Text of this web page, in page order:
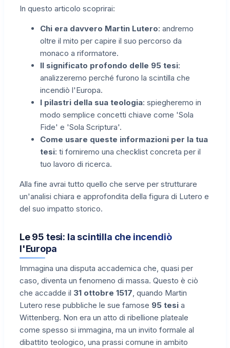
In questo articolo scoprirai:
Chi era davvero Martin Lutero: andremo
oltre il mito per capire il suo percorso da
monaco a riformatore.
Il significato profondo delle 95 tesi:
analizzeremo perché furono la scintilla che
incendiò l'Europa.
I pilastri della sua teologia: spiegheremo in
modo semplice concetti chiave come 'Sola
Fide' e 'Sola Scriptura'.
Come usare queste informazioni per la tua
tesi: ti forniremo una checklist concreta per il
tuo lavoro di ricerca.
Alla fine avrai tutto quello che serve per strutturare
un'analisi chiara e approfondita della figura di Lutero e
del suo impatto storico.
Le 95 tesi: la scintilla che incendiò
l'Europa
Immagina una disputa accademica che, quasi per
caso, diventa un fenomeno di massa. Questo è ciò
che accadde il 31 ottobre 1517, quando Martin
Lutero rese pubbliche le sue famose 95 tesi a
Wittenberg. Non era un atto di ribellione plateale
come spesso si immagina, ma un invito formale al
dibattito teologico, una prassi comune in ambito